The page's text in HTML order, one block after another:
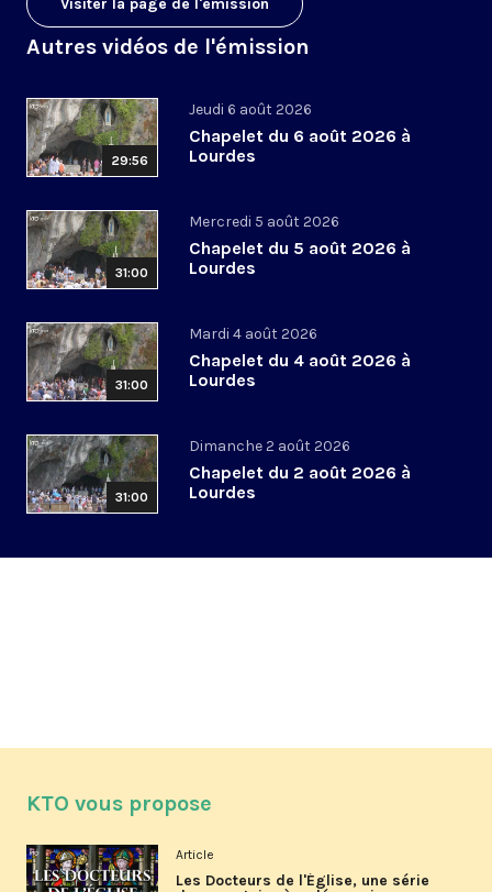
Visiter la page de l'émission
Autres vidéos de l'émission
29:56
Jeudi 6 août 2026
Chapelet du 6 août 2026 à
Lourdes
31:00
Mercredi 5 août 2026
Chapelet du 5 août 2026 à
Lourdes
31:00
Mardi 4 août 2026
Chapelet du 4 août 2026 à
Lourdes
31:00
Dimanche 2 août 2026
Chapelet du 2 août 2026 à
Lourdes
KTO vous propose
Article
Les Docteurs de l'Église, une série